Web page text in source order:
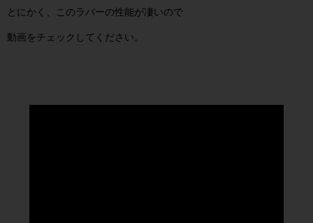
とにかく、このラバーの性能が凄いので
動画をチェックしてください。